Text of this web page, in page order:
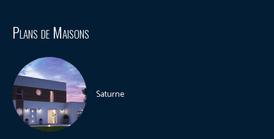
Plans de Maisons
Saturne